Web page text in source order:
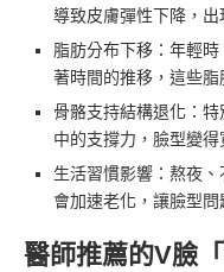
導致皮膚彈性下降，出
脂肪分布下移：年輕
著時間的推移，這些脂
骨骼支持結構退化：
中的支撐力，臉型變得
生活習慣影響：熬夜
會加速老化，讓臉型問
醫師推薦的V臉